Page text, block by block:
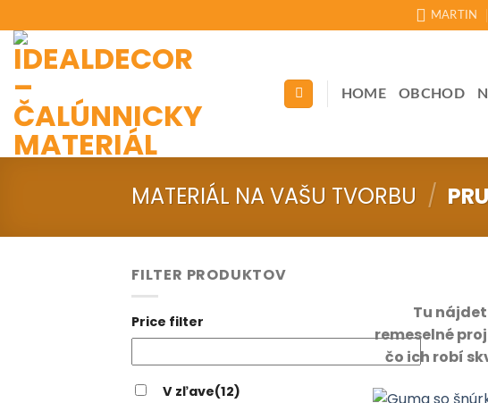
to
content
MARTIN
HOME OBCHOD
MATERIÁL NA VAŠU TVORBU /
FILTER PRODUKTOV
Price filter
V zľave(12)
Tu
remeselné
čo ich robí